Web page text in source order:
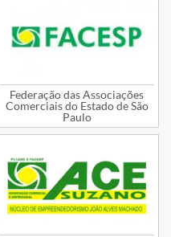
Federação das Associações
Comerciais do Estado de São
Paulo